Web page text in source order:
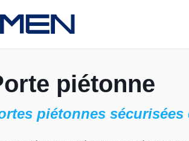
piétonne
piétonnes sécurisées